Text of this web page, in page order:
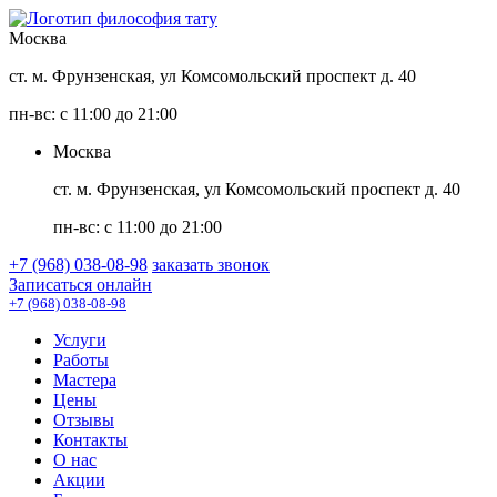
Москва
ст. м. Фрунзенская, ул Комсомольский проспект д. 40
пн-вс: с 11:00 до 21:00
Москва
ст. м. Фрунзенская, ул Комсомольский проспект д. 40
пн-вс: с 11:00 до 21:00
+7 (968) 038-08-98 заказать звонок
Записаться онлайн
+7 (968) 038-08-98
Услуги
Работы
Мастера
Цены
Отзывы
Контакты
О нас
Акции